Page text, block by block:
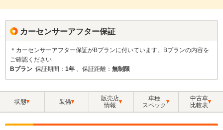
カーセンサーアフター保証
＊カーセンサーアフター保証がBプランに付いています。Bプランの内容を
ご確認ください
Bプラン 保証期間： 1年 、保証距離： 無制限
状態 装備
販売店
情報
車種
スペック
中古車
比較表